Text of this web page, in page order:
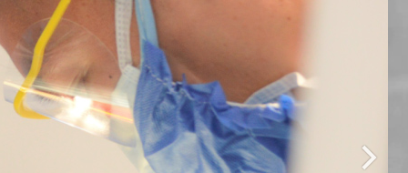
臨床工学技術課
リハビリテーション科部
ー